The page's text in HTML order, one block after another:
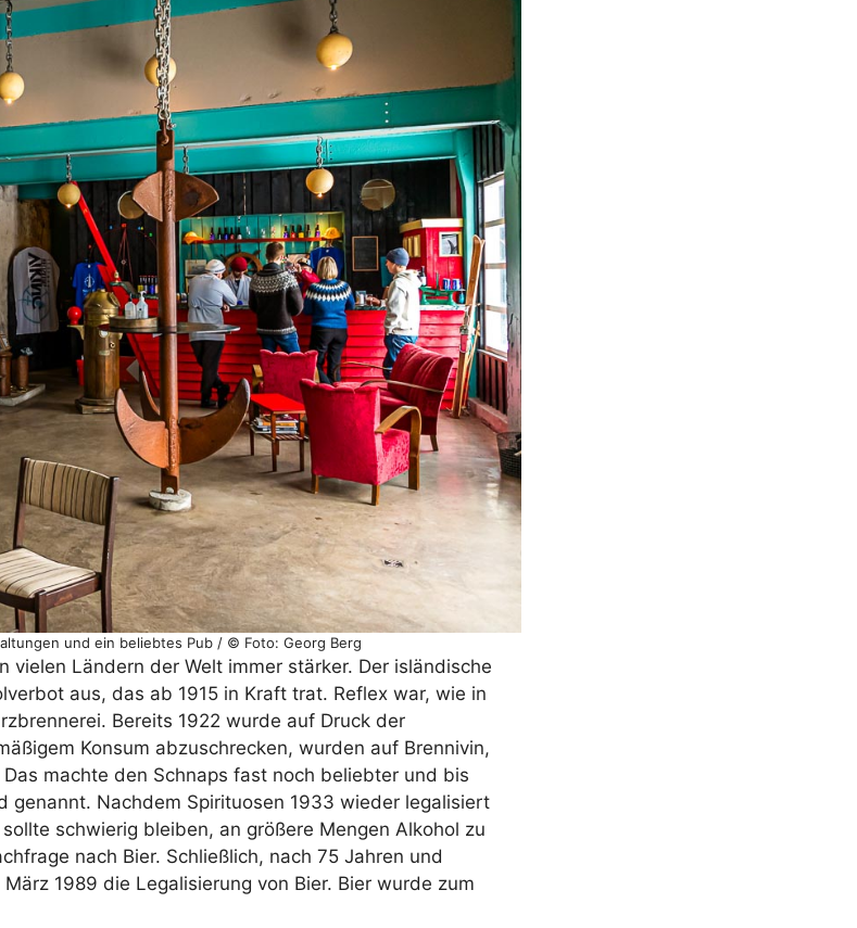
und ein beliebtes Pub / © Foto: Georg Berg
Ländern der Welt immer stärker. Der isländische
aus, das ab 1915 in Kraft trat. Reflex war, wie in
Bereits 1922 wurde auf Druck der
Konsum abzuschrecken, wurden auf Brennivin,
machte den Schnaps fast noch beliebter und bis
genannt. Nachdem Spirituosen 1933 wieder legalisiert
schwierig bleiben, an größere Mengen Alkohol zu
nach Bier. Schließlich, nach 75 Jahren und
1989 die Legalisierung von Bier. Bier wurde zum